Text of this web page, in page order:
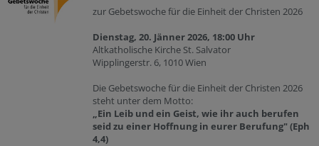
zur Gebetswoche für die Einheit der Christen 2026
Dienstag, 20. Jänner 2026, 18:00 Uhr
Altkatholische Kirche St. Salvator
Wipplingerstr. 6, 1010 Wien
Die Gebetswoche für die Einheit der Christen 2026
steht unter dem Motto:
„Ein Leib und ein Geist, wie ihr auch berufen
seid zu einer Hoffnung in eurer Berufung" (Eph
4,4)